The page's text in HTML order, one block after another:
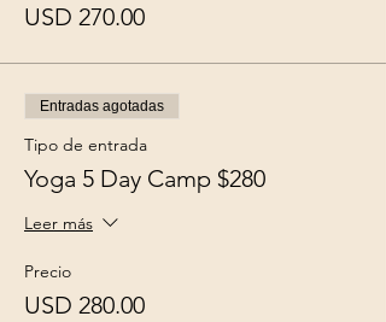
USD 270.00
Entradas agotadas
Tipo de entrada
Yoga 5 Day Camp $280
Leer más
Precio
USD 280.00